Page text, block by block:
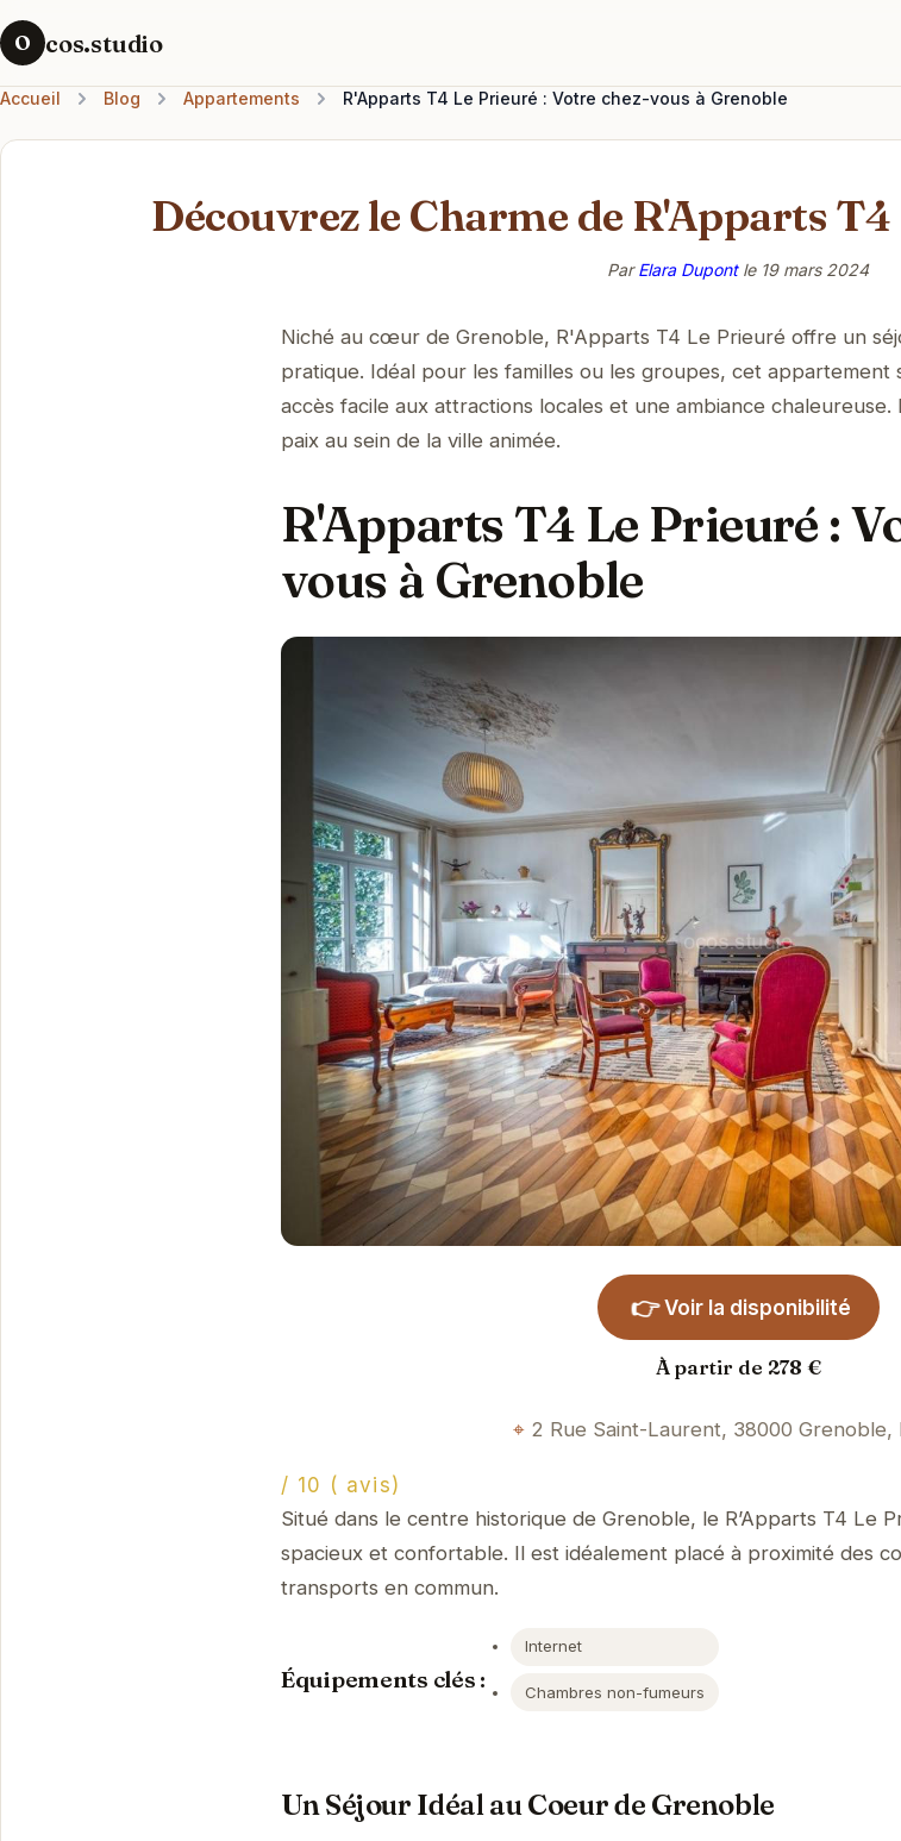
O cos.studio
Accueil Blog Appartements R'Apparts T4 Le Prieuré : Votre chez-vous à Grenoble
Découvrez le Charme de R'Apparts
ParElara Dupontle 19 mars 2024
Niché au cœur de Grenoble, R'Apparts T4 Le Prieuré offre un
pratique. Idéal pour les familles ou les groupes, cet appartement
accès facile aux attractions locales et une ambiance
paix au sein de la ville animée.
R'Apparts T4 Le Prieuré :
vous à Grenoble
👉 Voir la disponibilité
À partir de 278 €
2 Rue Saint-Laurent, 38000 Grenoble,
/ 10 ( avis)
Situé dans le centre historique de Grenoble, le R’Apparts T4 Le
spacieux et confortable. Il est idéalement placé à proximité des
transports en commun.
Équipements clés :
Internet
Chambres non-fumeurs
Un Séjour Idéal au Coeur de Grenoble